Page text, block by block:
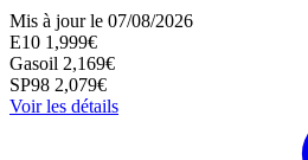
Mis à jour le 07/08/2026
E10 1,999€
Gasoil 2,169€
SP98 2,079€
Voir les détails